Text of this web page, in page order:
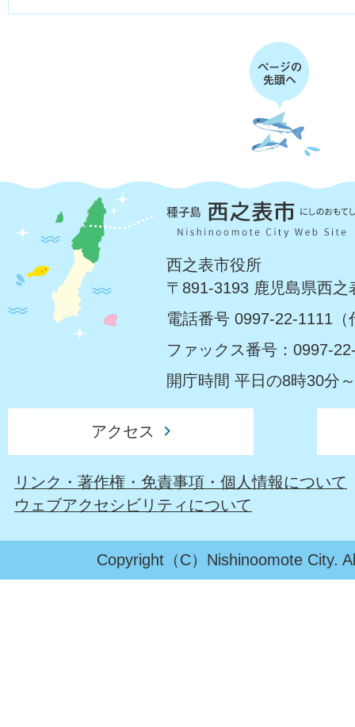
西之表市役所
〒891-3193 鹿児島県西
電話番号 0997-22-1111（
ファックス番号：0997-
開庁時間 平日の8時30分
アクセス
リンク・著作権・免責事項・個人情報について
ウェブアクセシビリティについて
Copyright（C）Nishinoomote City.